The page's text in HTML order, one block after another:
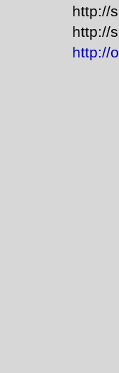
http://
http://
http://